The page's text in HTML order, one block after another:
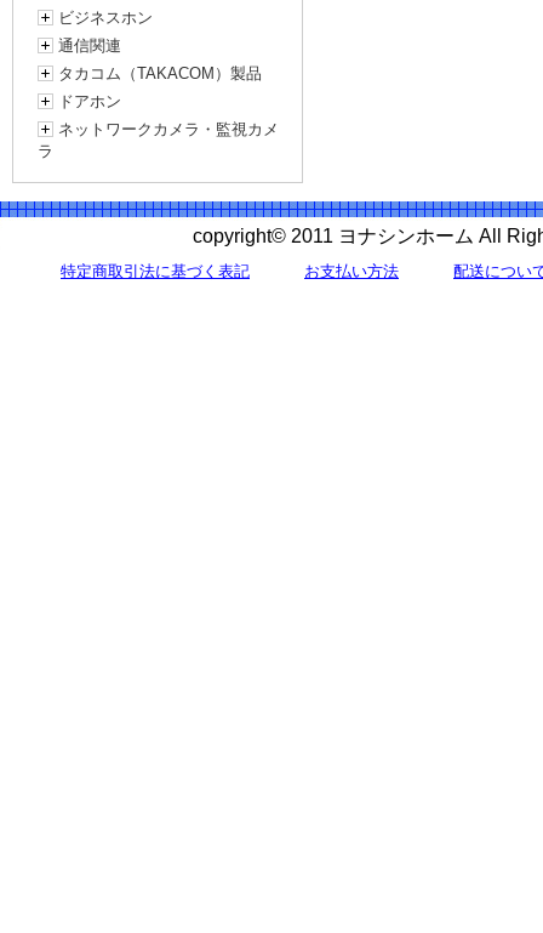
ビジネスホン
通信関連
タカコム（TAKACOM）製品
ドアホン
ネットワークカメラ・監視カメ
ラ
copyright© 2011 ヨナシンホーム All
特定商取引法に基づく表記 お支払い方法 配送につい